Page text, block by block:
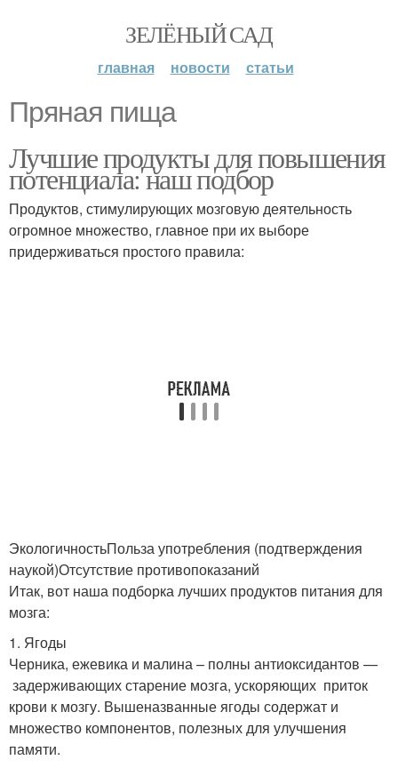
ЗЕЛЁНЫЙ САД
главная новости статьи
Пряная пища
Лучшие продукты для повышения
потенциала: наш подбор
Продуктов, стимулирующих мозговую деятельность
огромное множество, главное при их выборе
придерживаться простого правила:
ЭкологичностьПольза употребления (подтверждения
наукой)Отсутствие противопоказаний
Итак, вот наша подборка лучших продуктов питания для
мозга:
1. Ягоды
Черника, ежевика и малина – полны антиоксидантов —
задерживающих старение мозга, ускоряющих приток
крови к мозгу. Вышеназванные ягоды содержат и
множество компонентов, полезных для улучшения
памяти.